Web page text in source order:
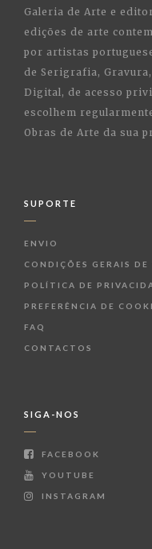
Galeria de Arte e
edições de arte
por artistas
de Serigrafia,
Digital, de acesso
escolhem
Obras de Arte da sua
SUPORTE
ENVIO
CONDIÇÕES GERAIS DE
POLÍTICA DE
PREFERÊNCIA DE
FAQ
CONTACTOS
SIGA-NOS
FACEBOOK
YOUTUBE
INSTAGRAM